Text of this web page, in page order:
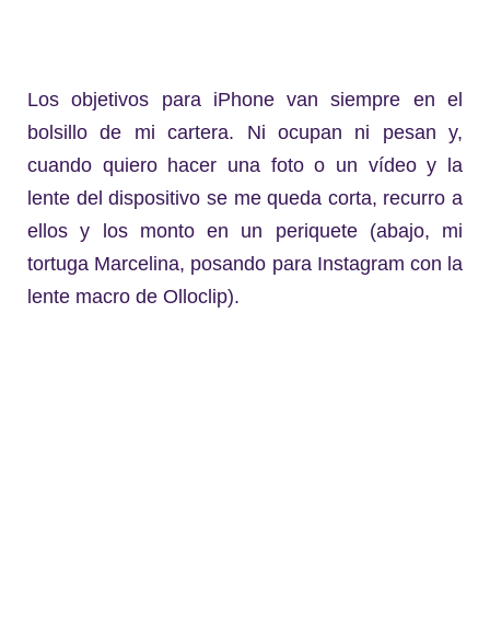
Los objetivos para iPhone van siempre en el
bolsillo de mi cartera. Ni ocupan ni pesan y,
cuando quiero hacer una foto o un vídeo y la
lente del dispositivo se me queda corta, recurro a
ellos y los monto en un periquete (abajo, mi
tortuga Marcelina, posando para Instagram con la
lente macro de Olloclip).